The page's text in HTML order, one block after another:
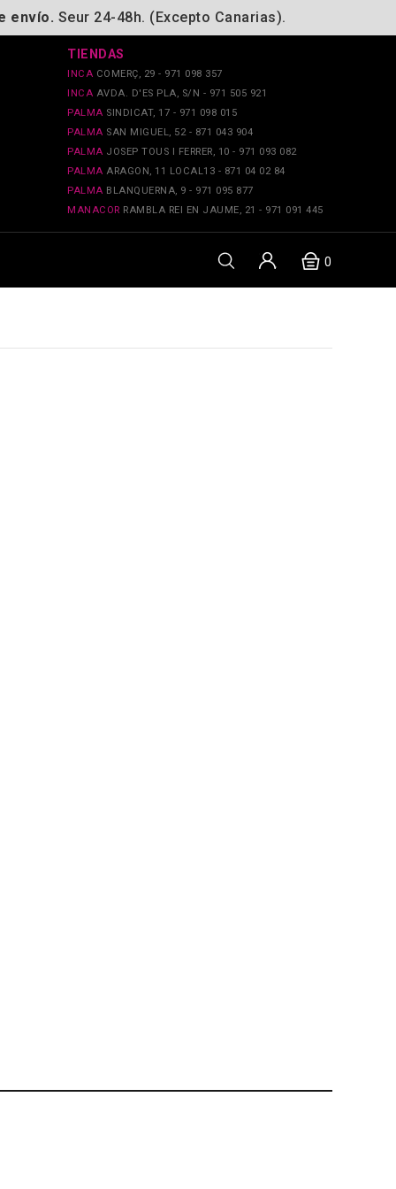
envío. Seur 24-48h. (Excepto Canarias).
TIENDAS
INCA COMERÇ, 29 - 971 098 357
INCA AVDA. D'ES PLA, S/N - 971 505 921
PALMA SINDICAT, 17 - 971 098 015
PALMA SAN MIGUEL, 52 - 871 043 904
PALMA JOSEP TOUS I FERRER, 10 - 971 093 082
PALMA ARAGON, 11 LOCAL13 - 871 04 02 84
PALMA BLANQUERNA, 9 - 971 095 877
MANACOR RAMBLA REI EN JAUME, 21 - 971 091 445
0